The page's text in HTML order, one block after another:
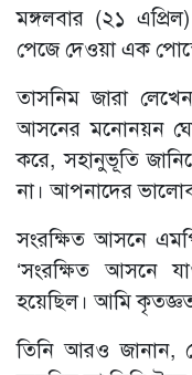
মঙ্গলবার (২১
পেজে দেওয়া এক
তাসনিম জারা
আসনের মনোনয়ন
করে, সহানুভূতি
না। আপনাদের
সংরক্ষিত আসনে
‘সংরক্ষিত আসনে
হয়েছিল। আমি
তিনি আরও জানান,